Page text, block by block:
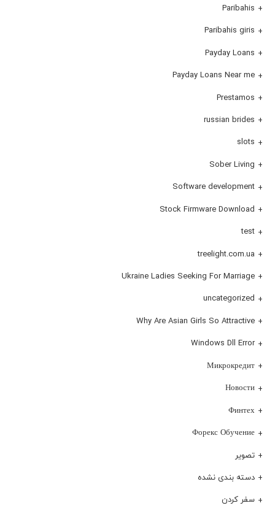
Paribahis
Paribahis giris
Payday Loans
Payday Loans Near me
Prestamos
russian brides
slots
Sober Living
Software development
Stock Firmware Download
test
treelight.com.ua
Ukraine Ladies Seeking For Marriage
uncategorized
Why Are Asian Girls So Attractive
Windows Dll Error
Микрокредит
Новости
Финтех
Форекс Обучение
تصویر
دسته بندی نشده
سفر کردن